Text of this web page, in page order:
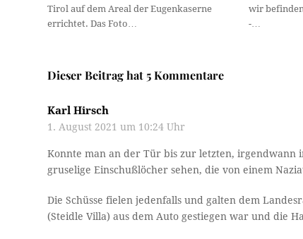
Tirol auf dem Areal der Eugenkaserne
errichtet. Das Foto…
wir
-…
Dieser Beitrag hat 5 Kommentare
Karl Hirsch
1. August 2021 um 10:24 Uhr
Konnte man an der Tür bis zur letzten, irgendwann
gruselige Einschußlöcher sehen, die von einem
Die Schüsse fielen jedenfalls und galten dem
(Steidle Villa) aus dem Auto gestiegen war und die